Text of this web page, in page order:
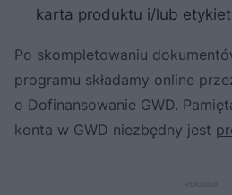
karta produktu i/lub
Po skompletowaniu
programu składamy online
o Dofinansowanie GWD.
konta w GWD niezbędny jest